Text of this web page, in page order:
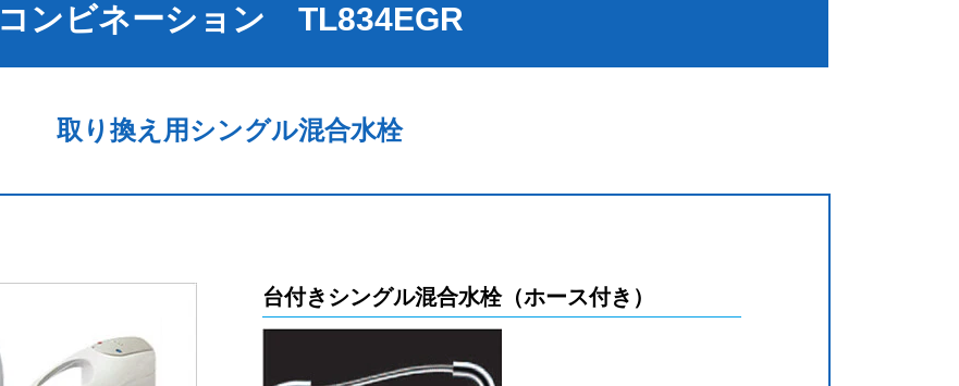
コンビネーション TL834EGR
取り換え用シングル混合水栓
台付きシングル混合水栓（ホース付き）